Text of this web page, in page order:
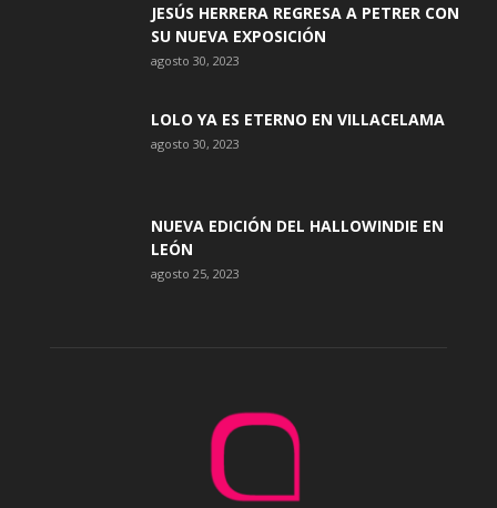
JESÚS HERRERA REGRESA A PETRER CON
SU NUEVA EXPOSICIÓN
agosto 30, 2023
LOLO YA ES ETERNO EN VILLACELAMA
agosto 30, 2023
NUEVA EDICIÓN DEL HALLOWINDIE EN
LEÓN
agosto 25, 2023